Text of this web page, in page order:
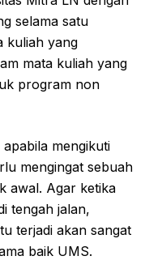
selama satu
kuliah yang
mata kuliah yang
program non
mengikuti
mengingat sebuah
awal. Agar ketika
tengah jalan,
terjadi akan sangat
baik UMS.